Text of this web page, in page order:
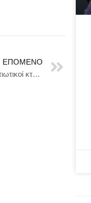
ΕΠΌΜΕΝΟ
Εθνική αντεπίθεση κατά της ευλογιάς : 97 στρατιωτικοί κτηνίατροι στο πεδίο